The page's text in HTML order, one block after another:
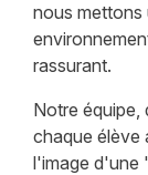
nous mettons
rassurant.
Notre équipe,
chaque élève
l'image d'une